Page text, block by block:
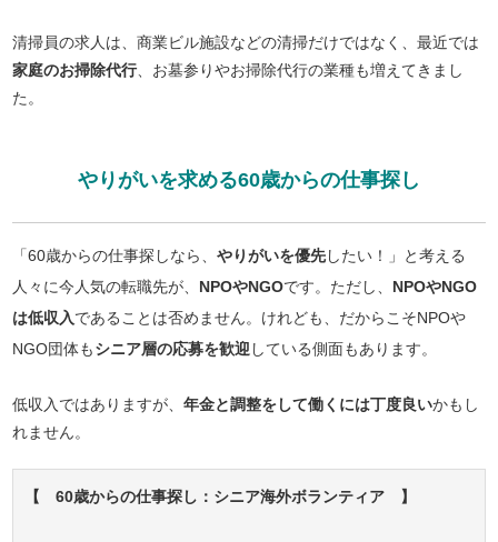
清掃員の求人は、商業ビル施設などの清掃だけではなく、最近では
家庭のお掃除代行、お墓参りやお掃除代行の業種も増えてきまし
た。
やりがいを求める60歳からの仕事探し
「60歳からの仕事探しなら、やりがいを優先したい！」と考える
人々に今人気の転職先が、 NPOやNGOです。ただし、 NPOやNGO
は低収入であることは否めません。けれども、だからこそNPOや
NGO団体もシニア層の応募を歓迎している側面もあります。
低収入ではありますが、年金と調整をして働くには丁度良いかもし
れません。
【 60歳からの仕事探し：シニア海外ボランティア 】